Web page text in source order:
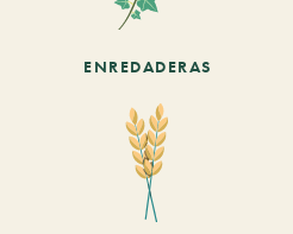
ENREDADERAS